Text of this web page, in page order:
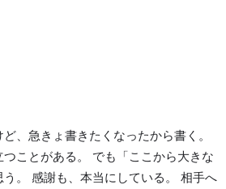
、急きょ書きたくなったから書く。
ことがある。 でも「ここから大きな
。 感謝も、本当にしている。 相手へ